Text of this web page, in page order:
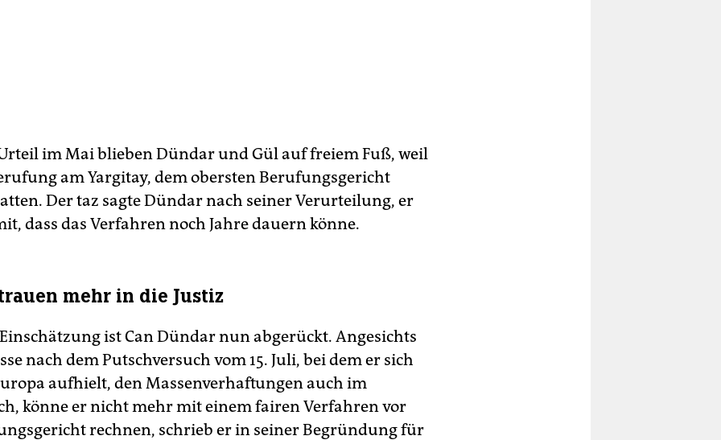
im Mai blieben Dündar und Gül auf freiem Fuß, weil
am Yargitay, dem obersten Berufungsgericht
Der taz sagte Dündar nach seiner Verurteilung, er
dass das Verfahren noch Jahre dauern könne.
mehr in die Justiz
ist Can Dündar nun abgerückt. Angesichts
nach dem Putschversuch vom 15. Juli, bei dem er sich
aufhielt, den Massenverhaftungen auch im
könne er nicht mehr mit einem fairen Verfahren vor
rechnen, schrieb er in seiner Begründung für